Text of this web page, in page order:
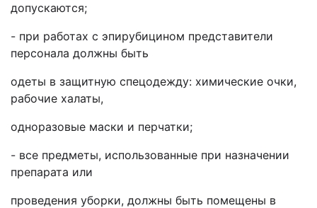
допускаются;
- при работах с эпирубицином представители
персонала должны быть
одеты в защитную спецодежду: химические очки,
рабочие халаты,
одноразовые маски и перчатки;
- все предметы, использованные при назначении
препарата или
проведения уборки, должны быть помещены в